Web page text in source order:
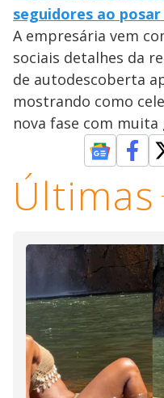
seguidores ao
A empresária vem
sociais detalhes da
de autodescoberta
mostrando como
nova fase com muita
Últimas